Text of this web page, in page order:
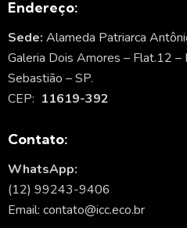
Endereço:
Sede: Alameda Patriarca
Galeria Dois Amores – Flat.12 –
Sebastião – SP.
CEP: 11619-392
Contato:
WhatsApp:
(12) 99243-9406
Email: contato@icc.eco.br